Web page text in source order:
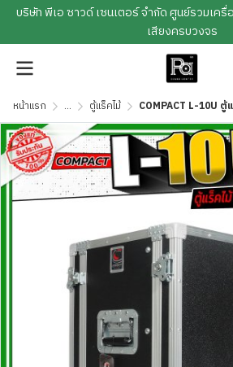
บริษัท พีเอ ซาวด์ เซนเตอร์ จำกัด ศูนย์รวมเค
เสียงครบวงจร
หน้าแรก ... ตู้แร็คไม้ COMPACT L-10U